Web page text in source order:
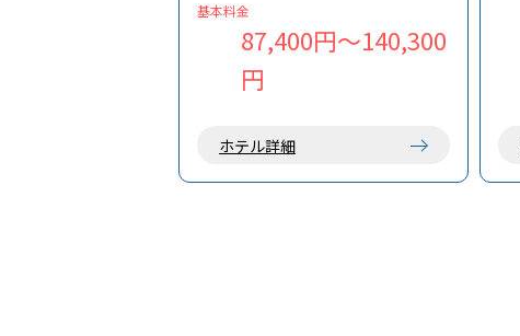
基本料金
87,400円～140,300
円
ホテル詳細